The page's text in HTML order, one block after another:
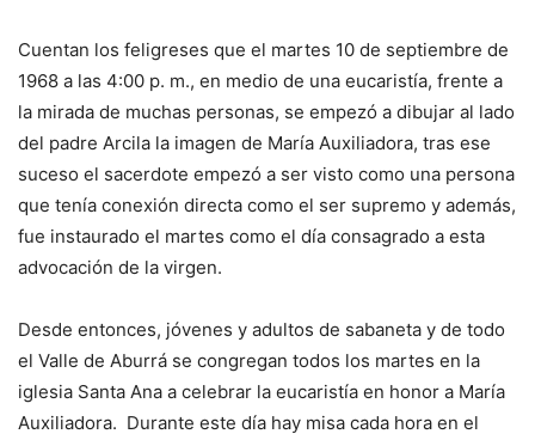
Cuentan los feligreses que el martes 10 de septiembre de
1968 a las 4:00 p. m., en medio de una eucaristía, frente a
la mirada de muchas personas, se empezó a dibujar al lado
del padre Arcila la imagen de María Auxiliadora, tras ese
suceso el sacerdote empezó a ser visto como una persona
que tenía conexión directa como el ser supremo y además,
fue instaurado el martes como el día consagrado a esta
advocación de la virgen.
Desde entonces, jóvenes y adultos de sabaneta y de todo
el Valle de Aburrá se congregan todos los martes en la
iglesia Santa Ana a celebrar la eucaristía en honor a María
Auxiliadora. Durante este día hay misa cada hora en el